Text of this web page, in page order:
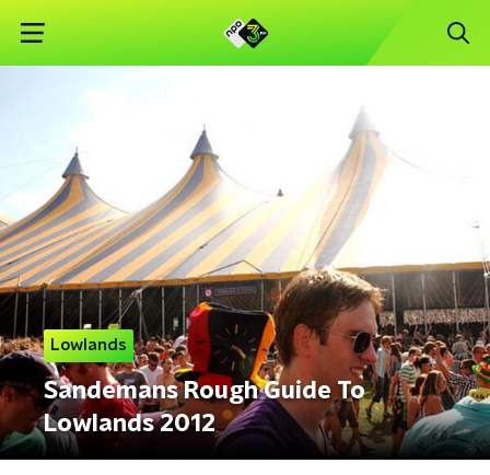
Lowlands
Sandemans Rough Guide To
Lowlands 2012